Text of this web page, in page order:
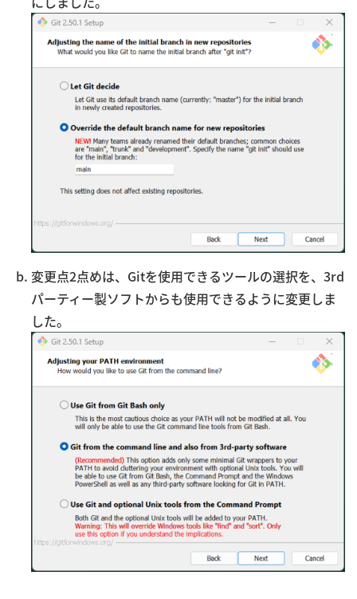
変更点2点めは、Gitを使用できるツールの選択を、3rd
パーティー製ソフトからも使用できるように変更しま
した。